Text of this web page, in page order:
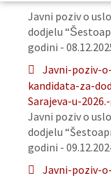
Javni poziv o
dodjelu
godini -
Javni-poziv-
kandidata-za-
Sarajeva-u-
Javni poziv o
dodjelu
godini -
Javni-poziv-